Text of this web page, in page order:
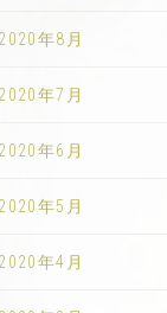
2020年8月
2020年7月
2020年6月
2020年5月
2020年4月